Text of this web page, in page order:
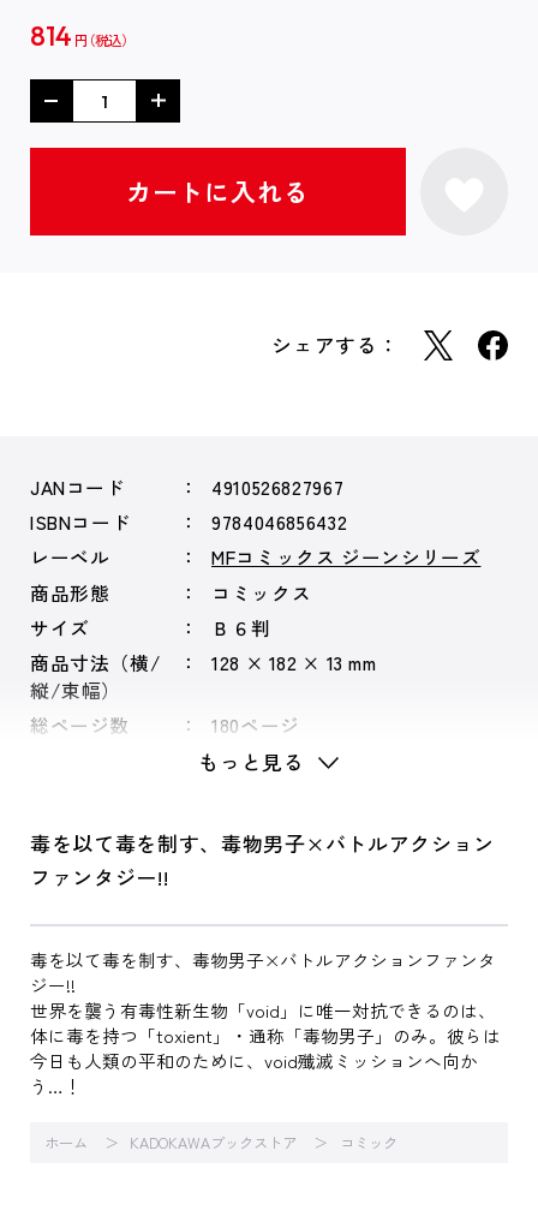
814 円
シェアする：
JANコード
4910526827967
ISBNコード
9784046856432
レーベル
MFコミックス ジーンシリーズ
商品形態
コミックス
サイズ
Ｂ６判
商品寸法（横/
縦/束幅）
128 × 182 × 13 mm
総ページ数 180ページ
もっと見る
毒を以て毒を制す、毒物男子×バトルアクション
ファンタジー!!
毒を以て毒を制す、毒物男子×バトルアクションファンタ
ジー!!
世界を襲う有毒性新生物「void」に唯一対抗できるのは、
体に毒を持つ「toxient」・通称「毒物男子」のみ。彼らは
今日も人類の平和のために、void殲滅ミッションへ向か
う…！
ホーム KADOKAWAブックストア コミック